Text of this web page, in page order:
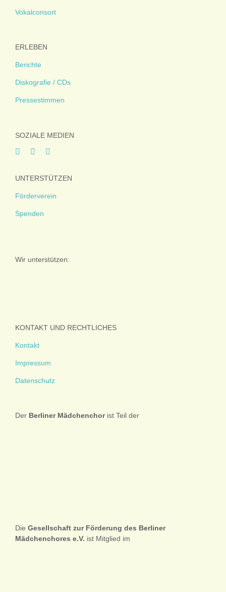
Vokalconsort
ERLEBEN
Berichte
Diskografie / CDs
Pressestimmen
SOZIALE MEDIEN
UNTERSTÜTZEN
Förderverein
Spenden
Wir unterstützen:
KONTAKT UND RECHTLICHES
Kontakt
Impressum
Datenschutz
Der Berliner Mädchenchorist Teil der
Die Gesellschaft zur Förderung des Berliner
Mädchenchores e.V. ist Mitglied im